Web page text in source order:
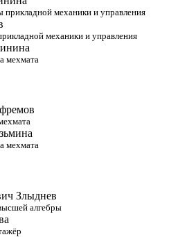
прикладной механики и управления
механики и управления
мехмата
мехмата
Злыднев
алгебры